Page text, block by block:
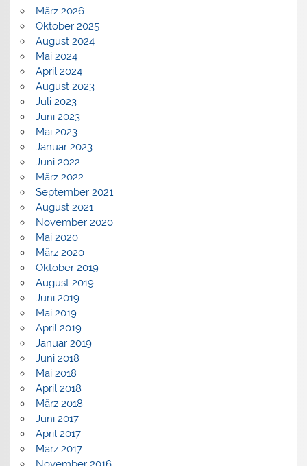
März 2026
Oktober 2025
August 2024
Mai 2024
April 2024
August 2023
Juli 2023
Juni 2023
Mai 2023
Januar 2023
Juni 2022
März 2022
September 2021
August 2021
November 2020
Mai 2020
März 2020
Oktober 2019
August 2019
Juni 2019
Mai 2019
April 2019
Januar 2019
Juni 2018
Mai 2018
April 2018
März 2018
Juni 2017
April 2017
März 2017